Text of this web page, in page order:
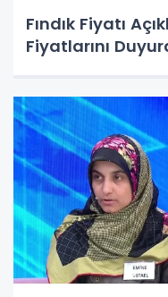
Fındık Fiyatı
Fiyatlarını